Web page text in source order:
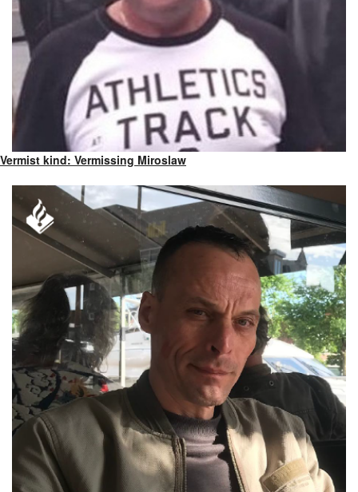
Vermist kind: Vermissing Miroslaw